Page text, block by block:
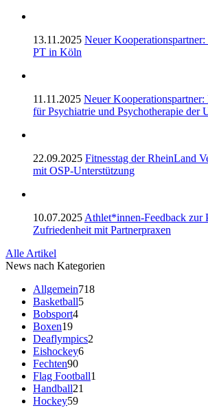
13.11.2025 Neuer
PT in Köln
11.11.2025 Neuer
für Psychiatrie und Psychotherapie
22.09.2025 Fitnesstag der RheinLand
mit OSP-Unterstützung
10.07.2025 Athlet*innen-Feedback zur
Zufriedenheit mit Partnerpraxen
Alle Artikel
News nach Kategorien
Allgemein718
Basketball5
Bobsport4
Boxen19
Deaflympics2
Eishockey6
Fechten90
Flag Football1
Handball21
Hockey59